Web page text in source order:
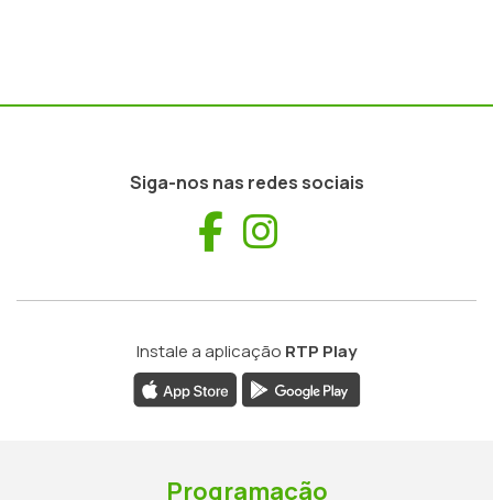
Siga-nos nas redes sociais
Facebook
Instale a aplicação RTP Play
Programação